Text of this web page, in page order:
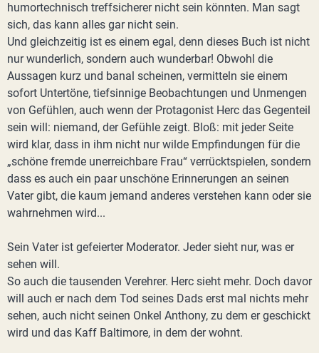
humortechnisch treffsicherer nicht sein könnten. Man sagt
sich, das kann alles gar nicht sein.
Und gleichzeitig ist es einem egal, denn dieses Buch ist nicht
nur wunderlich, sondern auch wunderbar! Obwohl die
Aussagen kurz und banal scheinen, vermitteln sie einem
sofort Untertöne, tiefsinnige Beobachtungen und Unmengen
von Gefühlen, auch wenn der Protagonist Herc das Gegenteil
sein will: niemand, der Gefühle zeigt. Bloß: mit jeder Seite
wird klar, dass in ihm nicht nur wilde Empfindungen für die
„schöne fremde unerreichbare Frau“ verrücktspielen, sondern
dass es auch ein paar unschöne Erinnerungen an seinen
Vater gibt, die kaum jemand anderes verstehen kann oder sie
wahrnehmen wird...
Sein Vater ist gefeierter Moderator. Jeder sieht nur, was er
sehen will.
So auch die tausenden Verehrer. Herc sieht mehr. Doch davor
will auch er nach dem Tod seines Dads erst mal nichts mehr
sehen, auch nicht seinen Onkel Anthony, zu dem er geschickt
wird und das Kaff Baltimore, in dem der wohnt.